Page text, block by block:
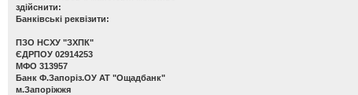
здійснити:
Банківські реквізити:
ПЗО НСХУ "ЗХПК"
ЄДРПОУ 02914253
МФО 313957
Банк Ф.Запоріз.ОУ АТ "Ощадбанк"
м.Запоріжжя